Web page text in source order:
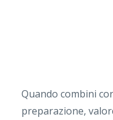
Quando combini
preparazione,